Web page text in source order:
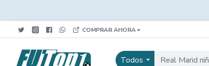
COMPRAR AHORA
Todos